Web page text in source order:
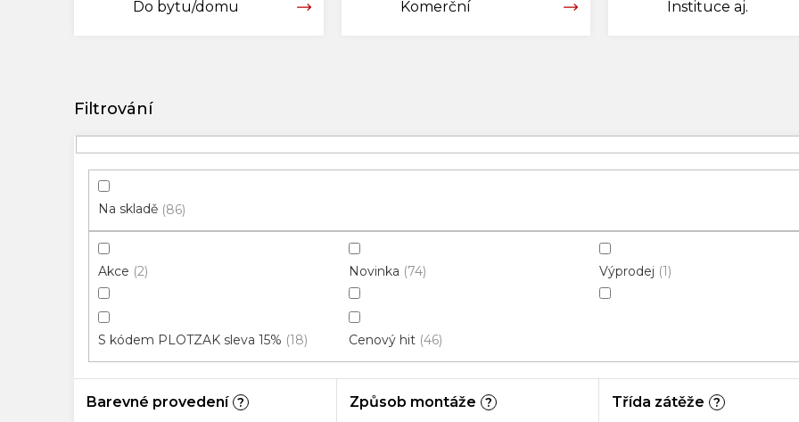
Do bytu/domu Komerční Instituce aj.
Na skladě 86
Akce 2 Novinka 74 Výprodej 1
S kódem PLOTZAK sleva 15% 18 Cenový hit 46
Barevné provedení ? Způsob montáže ? Třída zátěže ?
ý
p
i